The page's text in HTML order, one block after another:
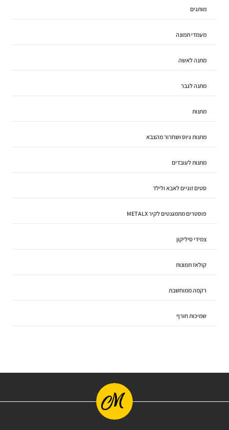
מותגים
מעמדי תמונה
מתנה לאשה
מתנה לגבר
מתנות
מתנות גיוס ושחרור מהצבא
מתנות לעובדים
סטים זוגיים לאבא ולילד
פוסטרים מתמגנטים לקיר METALX
צמידי סיליקון
קולאז תמונות
רקמה ממוחשבת
שמיכות חורף